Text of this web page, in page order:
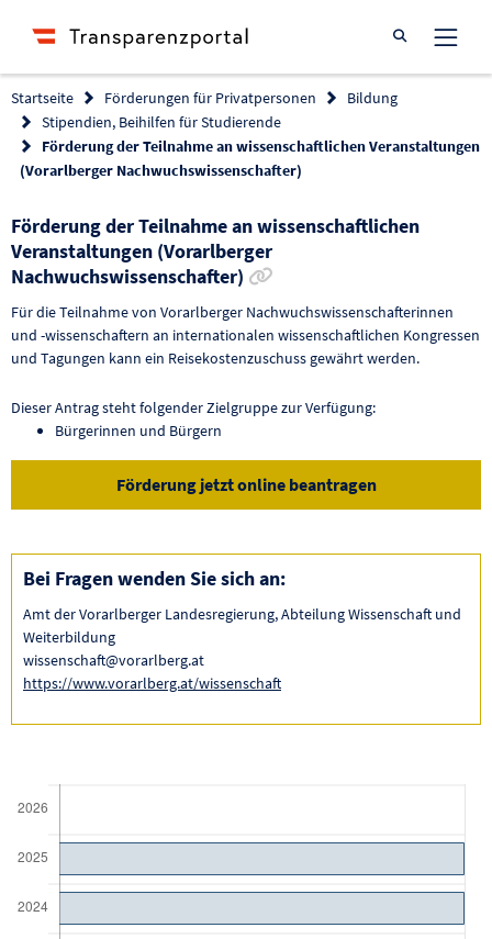
Suche öffnen
Startseite Förderungen für Privatpersonen
Bildung
Stipendien, Beihilfen für Studierende
Förderung der Teilnahme an wissenschaftlichen Veranstaltungen
(Vorarlberger Nachwuchswissenschafter)
Förderung der Teilnahme an wissenschaftlichen
Veranstaltungen (Vorarlberger
Nachwuchswissenschafter)
Für die Teilnahme von Vorarlberger Nachwuchswissenschafterinnen
und -wissenschaftern an internationalen wissenschaftlichen Kongressen
und Tagungen kann ein Reisekostenzuschuss gewährt werden.
Dieser Antrag steht folgender Zielgruppe zur Verfügung:
Bürgerinnen und Bürgern
Förderung jetzt online beantragen
Bei Fragen wenden Sie sich an:
Amt der Vorarlberger Landesregierung, Abteilung Wissenschaft und
Weiterbildung
wissenschaft@vorarlberg.at
https://www.vorarlberg.at/wissenschaft